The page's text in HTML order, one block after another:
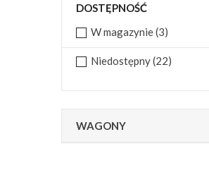
DOSTĘPNOŚĆ
W magazynie(3)
Niedostępny(22)
WAGONY